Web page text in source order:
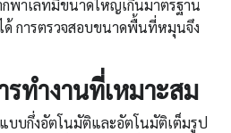
พาเลทมีขนาดใหญ่เกินมาตรฐาน
ด้ การตรวจสอบขนาดพื้นที่หมุนจึง
รทำงานที่เหมาะสม
บกึ่งอัตโนมัติและอัตโนมัติเต็มรูป